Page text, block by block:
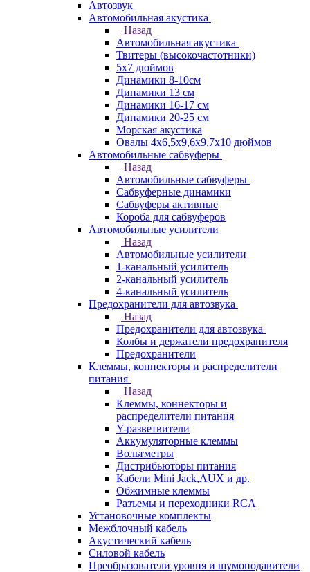
Автозвук
Автомобильная акустика
Назад
Автомобильная акустика
Твитеры (высокочастотники)
5x7 дюймов
Динамики 8-10см
Динамики 13 см
Динамики 16-17 см
Динамики 20-25 см
Морская акустика
Овалы 4х6,5х9,6x9,7х10 дюймов
Автомобильные сабвуферы
Назад
Автомобильные сабвуферы
Сабвуферные динамики
Сабвуферы активные
Короба для сабвуферов
Автомобильные усилители
Назад
Автомобильные усилители
1-канальный усилитель
2-канальный усилитель
4-канальный усилитель
Предохранители для автозвука
Назад
Предохранители для автозвука
Колбы и держатели предохранителя
Предохранители
Клеммы, коннекторы и распределители
питания
Назад
Клеммы, коннекторы и
распределители питания
Y-разветвители
Аккумуляторные клеммы
Вольтметры
Дистрибьюторы питания
Кабели Mini Jack,AUX и др.
Обжимные клеммы
Разъемы и переходники RCA
Установочные комплекты
Межблочный кабель
Акустический кабель
Силовой кабель
Преобразователи уровня и шумоподавители